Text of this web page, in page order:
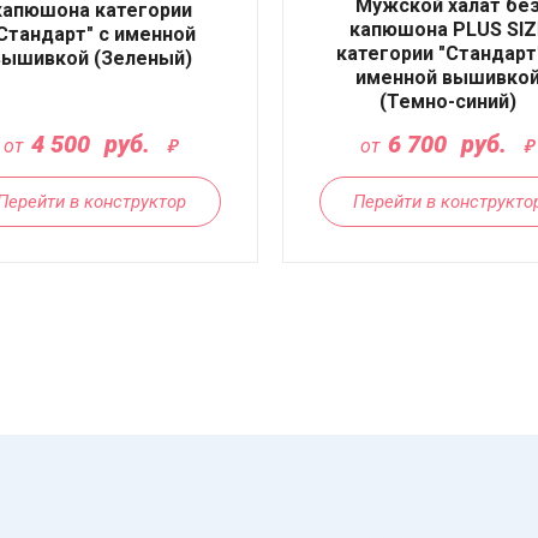
категории
с именной
(Зеленый)
от 4 500 руб.
в конструктор
Мужской халат
капюшона PLUS
категории
именной
(Темно-синий)
от 6 700 руб.
Перейти в